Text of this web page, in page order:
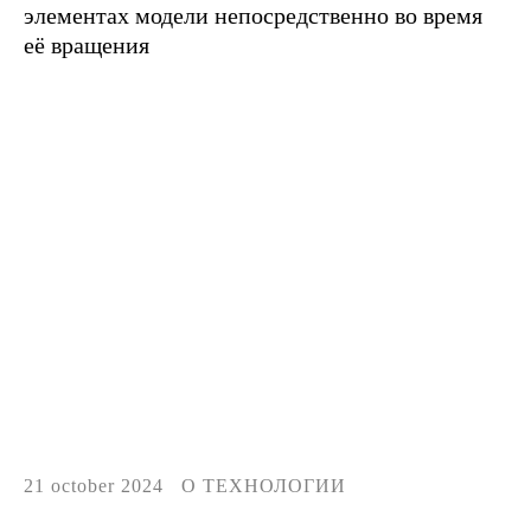
элементах модели непосредственно во время
её вращения
21 october 2024 О ТЕХНОЛОГИИ